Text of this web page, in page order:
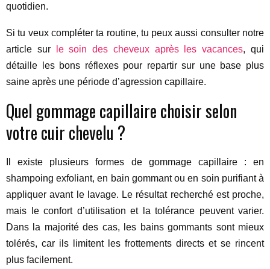
quotidien.
Si tu veux compléter ta routine, tu peux aussi consulter notre
article sur
le soin des cheveux après les vacances, qui
détaille les bons réflexes pour repartir sur une base plus
saine après une période d’agression capillaire.
Quel gommage capillaire choisir selon
votre cuir chevelu ?
Il existe plusieurs formes de gommage capillaire : en
shampoing exfoliant, en bain gommant ou en soin purifiant à
appliquer avant le lavage. Le résultat recherché est proche,
mais le confort d’utilisation et la tolérance peuvent varier.
Dans la majorité des cas, les bains gommants sont mieux
tolérés, car ils limitent les frottements directs et se rincent
plus facilement.